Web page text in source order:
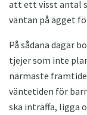
att ett visst antal
väntan på ägget
På sådana dagar
tjejer som inte
närmaste
väntetiden för
ska inträffa, ligga